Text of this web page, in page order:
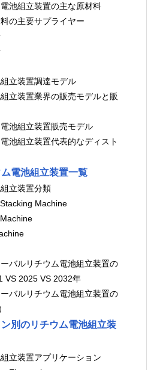
ウム電池組立装置の主な原材料
原材料の主要サプライヤー
組立装置調達モデル
ウム電池組立装置販売モデル
電池組立装置一覧
組立装置分類
Stacking Machine
Machine
Machine
VS 2025 VS 2032年
別のリチウム電池組立装
池組立装置アプリケーション